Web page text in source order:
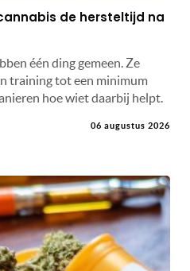
de hersteltijd na
één ding gemeen. Ze
training tot een minimum
hoe wiet daarbij helpt.
06 augustus 2026